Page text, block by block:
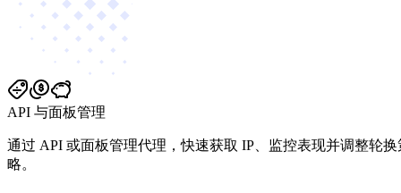
API 与面板管理
通过 API 或面板管理代理，快速获取 IP、监控表现并调整轮换
略。